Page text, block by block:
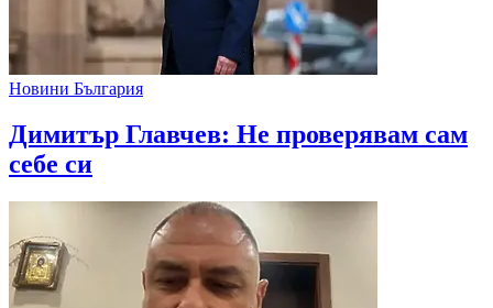
Новини България
Димитър Главчев: Не проверявам сам
себе си